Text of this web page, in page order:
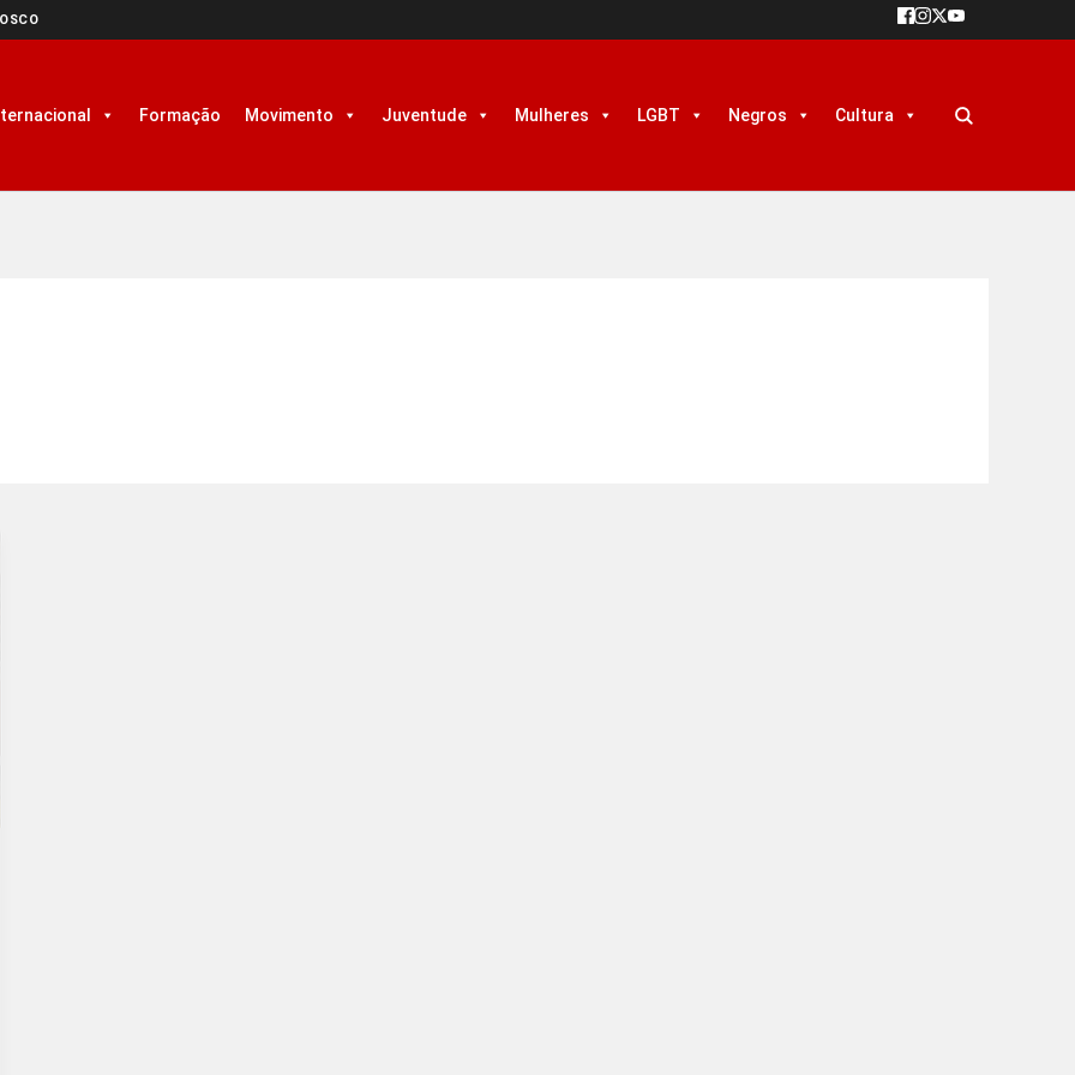
Formação Movimento Juventude Mulheres LGBT Negros Cultura